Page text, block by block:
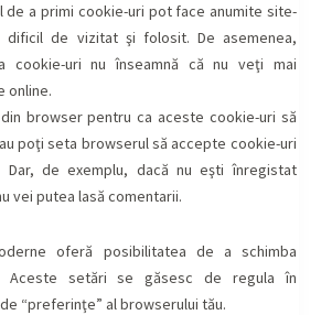
de a primi cookie-uri pot face anumite site-
dificil de vizitat şi folosit. De asemenea,
cookie-uri nu înseamnă că nu veţi mai
online.
browser pentru ca aceste cookie-uri să
poţi seta browserul să accepte cookie-uri
de exemplu, dacă nu eşti înregistat
vei putea lasă comentarii.
oferă posibilitatea de a schimba
Aceste setări se găsesc de regula în
“preferinţe” al browserului tău.